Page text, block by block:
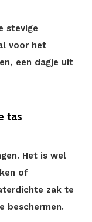
stevige
voor het
een dagje uit
tas
Het is wel
of
zak te
beschermen.